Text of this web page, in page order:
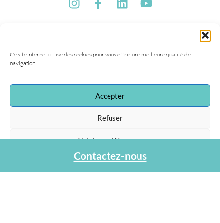
Ce site internet utilise des cookies pour vous offrir une meilleure qualité de
navigation.
Accepter
Refuser
Voir les préférences
Protection des données personnelles
Contactez-nous